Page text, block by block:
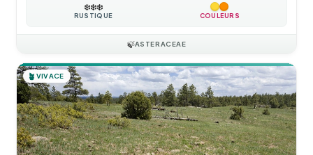
❄️❄️❄️
RUSTIQUE COULEURS
🍃ASTERACEAE
🪴 VIVACE